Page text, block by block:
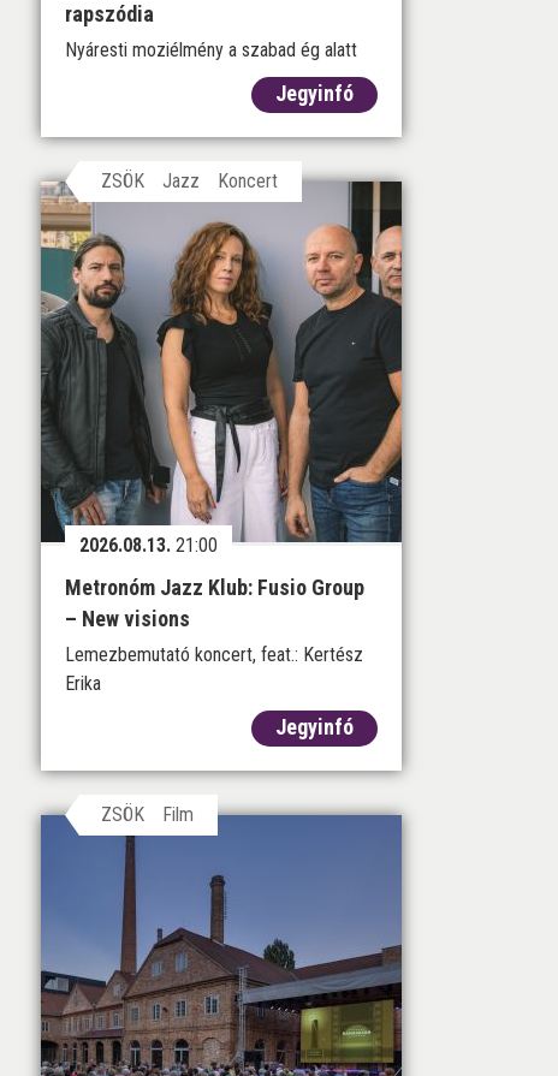
rapszódia
Nyáresti moziélmény a szabad ég alatt
Jegyinfó
ZSÖK Jazz Koncert
2026.08.13. 21:00
Metronóm Jazz Klub: Fusio Group
– New visions
Lemezbemutató koncert, feat.: Kertész
Erika
Jegyinfó
ZSÖK Film